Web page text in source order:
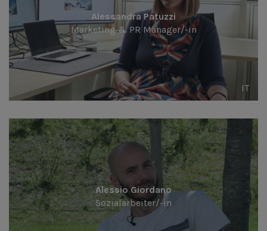
Alessandra Patuzzi
Marketing & PR Manager/-in
IT
Alessio Giordano
Sozialarbeiter/-in